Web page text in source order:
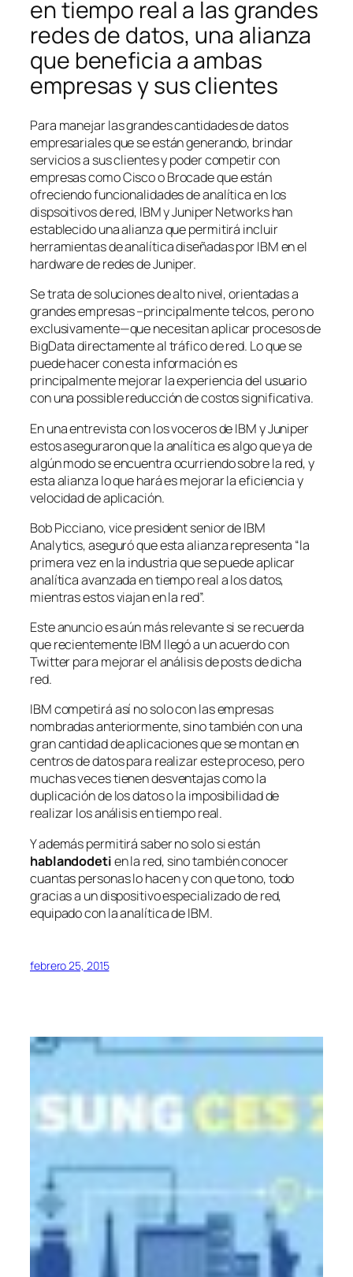
en tiempo real a las grandes
redes de datos, una alianza
que beneficia a ambas
empresas y sus clientes
Para manejar las grandes cantidades de datos
empresariales que se están generando, brindar
servicios a sus clientes y poder competir con
empresas como Cisco o Brocade que están
ofreciendo funcionalidades de analítica en los
dispsoitivos de red, IBM y Juniper Networks han
establecido una alianza que permitirá incluir
herramientas de analítica diseñadas por IBM en el
hardware de redes de Juniper.
Se trata de soluciones de alto nivel, orientadas a
grandes empresas –principalmente telcos, pero no
exclusivamente—que necesitan aplicar procesos de
BigData directamente al tráfico de red. Lo que se
puede hacer con esta información es
principalmente mejorar la experiencia del usuario
con una possible reducción de costos significativa.
En una entrevista con los voceros de IBM y Juniper
estos aseguraron que la analítica es algo que ya de
algún modo se encuentra ocurriendo sobre la red, y
esta alianza lo que hará es mejorar la eficiencia y
velocidad de aplicación.
Bob Picciano, vice president senior de IBM
Analytics, aseguró que esta alianza representa “la
primera vez en la industria que se puede aplicar
analítica avanzada en tiempo real a los datos,
mientras estos viajan en la red”.
Este anuncio es aún más relevante si se recuerda
que recientemente IBM llegó a un acuerdo con
Twitter para mejorar el análisis de posts de dicha
red.
IBM competirá así no solo con las empresas
nombradas anteriormente, sino también con una
gran cantidad de aplicaciones que se montan en
centros de datos para realizar este proceso, pero
muchas veces tienen desventajas como la
duplicación de los datos o la imposibilidad de
realizar los análisis en tiempo real.
Y además permitirá saber no solo si están
hablandodetien la red, sino también conocer
cuantas personas lo hacen y con que tono, todo
gracias a un dispositivo especializado de red,
equipado con la analítica de IBM.
febrero 25, 2015